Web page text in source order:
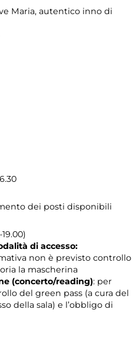
Maria, autentico inno di
dei posti disponibili
di accesso:
non è previsto controllo
la mascherina
(concerto/reading): per
del green pass (a cura del
della sala) e l’obbligo di